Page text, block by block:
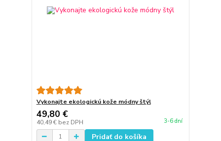
Vykonajte ekologickú kože módny štýl
49,80 €
40,49 € bez DPH 3-6 dní
Pridať do košíka